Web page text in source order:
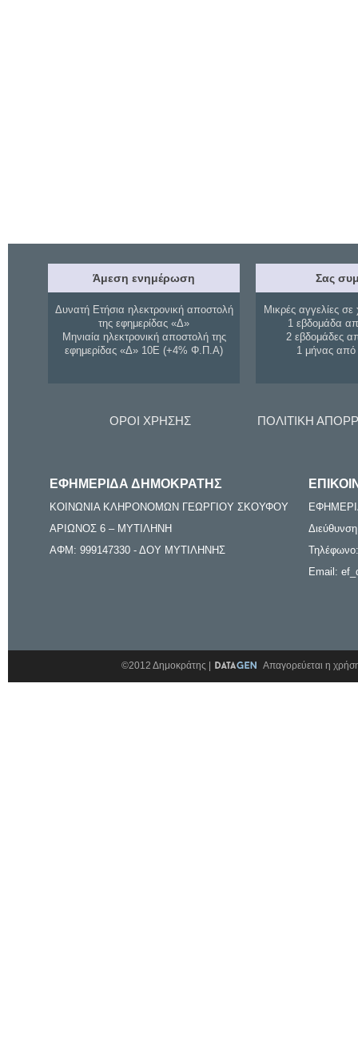
Άμεση ενημέρωση
Δυνατή Ετήσια ηλεκτρονική αποστολή
της εφημερίδας «Δ»
Μηνιαία ηλεκτρονική αποστολή της
εφημερίδας «Δ» 10Ε (+4% Φ.Π.Α)
Σας
Μικρές αγγελίες σε
1 εβδομάδα
2 εβδομάδες
1 μήνας
ΟΡΟΙ ΧΡΗΣΗΣ ΠΟΛΙΤΙΚΗ
ΕΦΗΜΕΡΙΔΑ ΔΗΜΟΚΡΑΤΗΣ
ΚΟΙΝΩΝΙΑ ΚΛΗΡΟΝΟΜΩΝ ΓΕΩΡΓΙΟΥ ΣΚΟΥΦΟΥ
ΑΡΙΩΝΟΣ 6 – ΜΥΤΙΛΗΝΗ
ΑΦΜ: 999147330 - ΔΟΥ ΜΥΤΙΛΗΝΗΣ
Email:
©2012 Δημοκράτης | Απαγορεύεται η